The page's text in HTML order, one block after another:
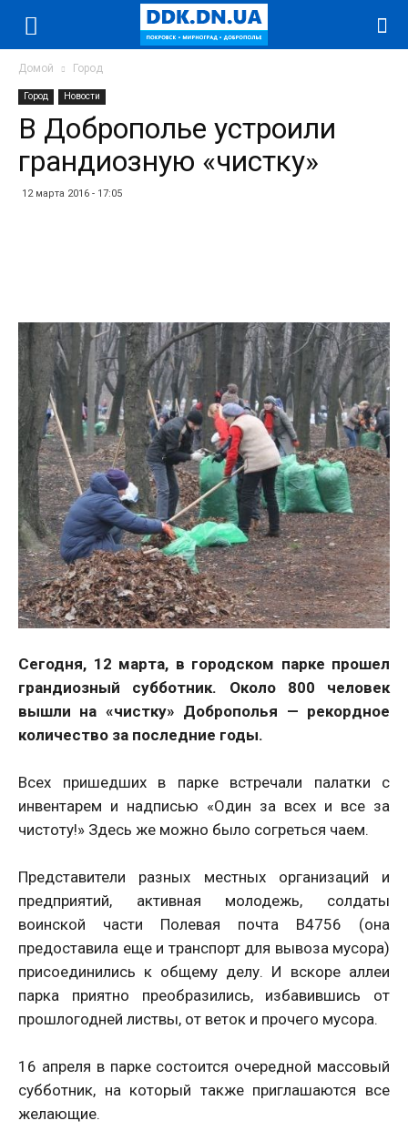
Домой Город
Город Новости
В Доброполье устроили
грандиозную «чистку»
12 марта 2016 - 17:05
Сегодня, 12 марта, в городском парке прошел
грандиозный субботник. Около 800 человек
вышли на «чистку» Доброполья — рекордное
количество за последние годы.
Всех пришедших в парке встречали палатки с
инвентарем и надписью «Один за всех и все за
чистоту!» Здесь же можно было согреться чаем.
Представители разных местных организаций и
предприятий, активная молодежь, солдаты
воинской части Полевая почта В4756 (она
предоставила еще и транспорт для вывоза мусора)
присоединились к общему делу. И вскоре аллеи
парка приятно преобразились, избавившись от
прошлогодней листвы, от веток и прочего мусора.
16 апреля в парке состоится очередной массовый
субботник, на который также приглашаются все
желающие.